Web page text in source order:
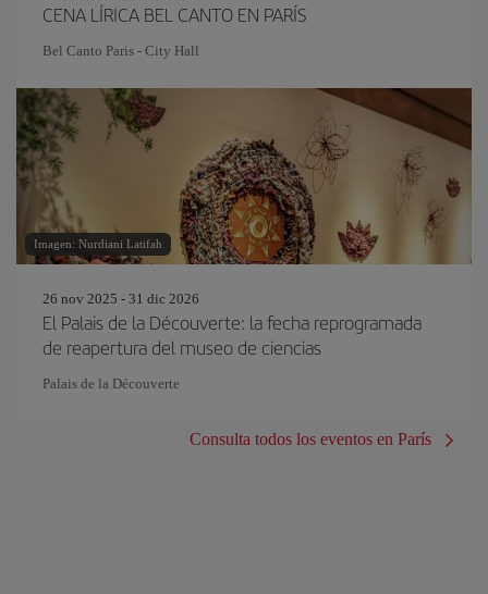
CENA LÍRICA BEL CANTO EN PARÍS
Bel Canto Paris - City Hall
Imagen: Nurdiani Latifah
26 nov 2025 - 31 dic 2026
El Palais de la Découverte: la fecha reprogramada
de reapertura del museo de ciencias
Palais de la Découverte
Consulta todos los eventos en París